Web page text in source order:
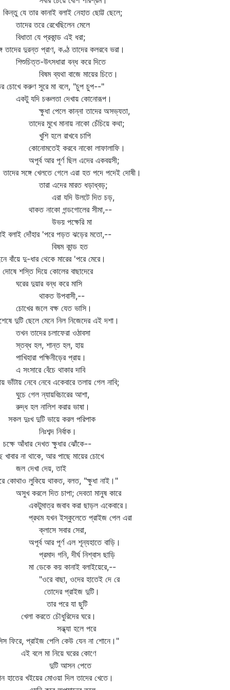
যে তার কানাই বলাই নেহাত ছোট্ট ছেলে;
তরে রেখেছিলেন মেলে
যে প্রকান্ড এই ধরা;
তাদের দুরন্ত প্রাণ, কণ্ঠ তাদের কলরবে ভরা।
উৎসধারা বন্ধ করে দিতে
ব্যথা বাজে মায়ের চিতে।
চোখে করুণ সুরে মা বলে, "চুপ চুপ--"
যদি চঞ্চলতা দেখায় কোনোরূপ।
পেলে কান্না তাদের অসভ্যতা,
মুখে মানায় নাকো চেঁচিয়ে কথা;
হলে রাখবে চাপি
করবে নাকো লাফালাফি।
আর পূর্ণ ছিল এদের একবয়সী;
সঙ্গে খেলতে গেলে এরা হত পদে পদেই দোষী।
এদের মারত ধড়াধ্বড়;
যদি উলটে দিত চড়,
নাকো গন্ডগোলের সীমা,--
পক্ষেরি মা
বলাই দোঁহার 'পরে পড়ত ঝড়ের মতো,--
কান্ড হত
বাঁয়ে দু-ধার থেকে মারের 'পরে মেরে।
দোষে শস্তি দিয়ে কোলের বাছাদেরে
দুয়ার বন্ধ করে মাসি
উপবাসী,--
জলে বক্ষ যেত ভাসি।
দুটি ছেলে মেনে নিল নিজেদের এই দশা।
তাদের চলাফেরা ওঠাবসা
হল, শান্ত হল, হায়
পক্ষিনীড়ের প্রায়।
বেঁচে থাকার দাবি
ভাঁটায় নেবে নেবে একেবারে তলায় গেল নাবি;
গেল ন্যায়বিচারের আশা,
হল নালিশ করার ভাষা।
দুঃখ দুটি ভায়ে করল পরিপাক
নির্বাক।
আঁধার দেখত ক্ষুধার ঝোঁকে--
খাবার না থাকে, আর পাছে মায়ের চোখে
দেখা দেয়, তাই
কোথাও লুকিয়ে থাকত, বলত, "ক্ষুধা নাই।"
করলে দিত চাপা; দেবতা মানুষ কারে
জবাব করা ছাড়ল একেবারে।
যখন ইস্কুলেতে প্রাইজ পেল এরা
সবার সেরা,
আর পূর্ণ এল শূন্যহাতে বাড়ি।
গনি, দীর্ঘ নিশ্বাস ছাড়ি
ডেকে কয় কানাই বলাইয়েরে,--
বাছা, ওদের হাতেই দে রে
প্রাইজ দুটি।
পরে যা ছুটি
করতে চৌধুরিদের ঘরে।
হলে পরে
ফিরে, প্রাইজ পেলি কেউ যেন না শোনে।"
বলে মা নিয়ে ঘরের কোণে
আসন পেতে
হাতের খইয়ের মোওয়া দিল তাদের খেতে।